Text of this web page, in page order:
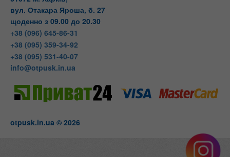
вул. Отакара Яроша, б. 27
щоденно з 09.00 до 20.30
+38 (096) 645-86-31
+38 (095) 359-34-92
+38 (095) 531-40-07
info@otpusk.in.ua
otpusk.in.ua © 2026
+38(095) 531-40-